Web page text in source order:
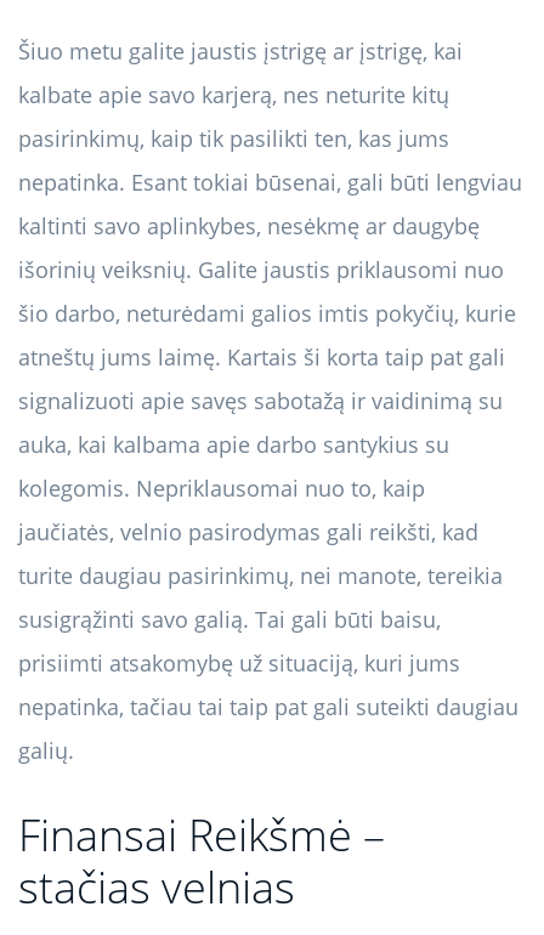
Šiuo metu galite jaustis įstrigę ar įstrigę, kai
kalbate apie savo karjerą, nes neturite kitų
pasirinkimų, kaip tik pasilikti ten, kas jums
nepatinka. Esant tokiai būsenai, gali būti lengviau
kaltinti savo aplinkybes, nesėkmę ar daugybę
išorinių veiksnių. Galite jaustis priklausomi nuo
šio darbo, neturėdami galios imtis pokyčių, kurie
atneštų jums laimę. Kartais ši korta taip pat gali
signalizuoti apie savęs sabotažą ir vaidinimą su
auka, kai kalbama apie darbo santykius su
kolegomis. Nepriklausomai nuo to, kaip
jaučiatės, velnio pasirodymas gali reikšti, kad
turite daugiau pasirinkimų, nei manote, tereikia
susigrąžinti savo galią. Tai gali būti baisu,
prisiimti atsakomybę už situaciją, kuri jums
nepatinka, tačiau tai taip pat gali suteikti daugiau
galių.
Finansai Reikšmė –
stačias velnias